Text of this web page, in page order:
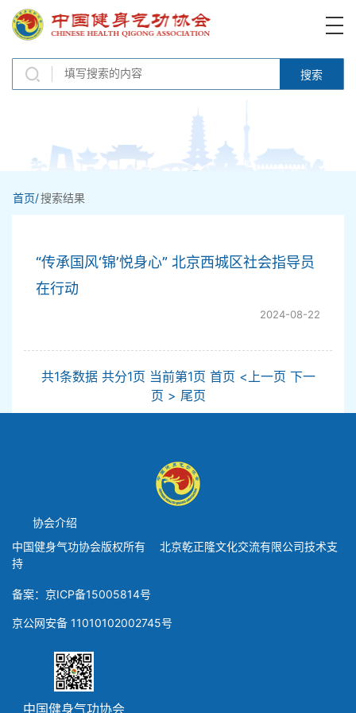
搜索
首页/搜索结果
“传承国风‘锦’悦身心” 北京西城区社会指导员
在行动
2024-08-22
共1条数据 共分1页 当前第1页 首页 <上一页 下一
页 > 尾页
协会介绍
中国健身气功协会版权所有 北京乾正隆文化交流有限公司技术支
持
备案：京ICP备15005814号
京公网安备 11010102002745号
中国健身气功协会